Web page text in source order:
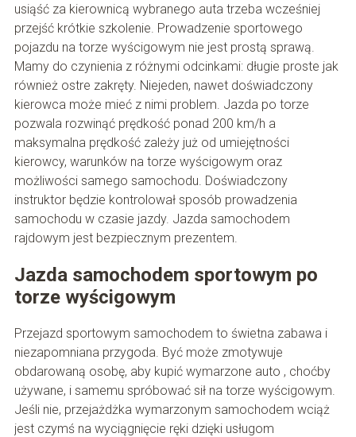
usiąść za kierownicą wybranego auta trzeba wcześniej
przejść krótkie szkolenie. Prowadzenie sportowego
pojazdu na torze wyścigowym nie jest prostą sprawą.
Mamy do czynienia z różnymi odcinkami: długie proste jak
również ostre zakręty. Niejeden, nawet doświadczony
kierowca może mieć z nimi problem. Jazda po torze
pozwala rozwinąć prędkość ponad 200 km/h a
maksymalna prędkość zależy już od umiejętności
kierowcy, warunków na torze wyścigowym oraz
możliwości samego samochodu. Doświadczony
instruktor będzie kontrolował sposób prowadzenia
samochodu w czasie jazdy. Jazda samochodem
rajdowym jest bezpiecznym prezentem.
Jazda samochodem sportowym po
torze wyścigowym
Przejazd sportowym samochodem to świetna zabawa i
niezapomniana przygoda. Być może zmotywuje
obdarowaną osobę, aby kupić wymarzone auto , choćby
używane, i samemu spróbować sił na torze wyścigowym.
Jeśli nie, przejażdżka wymarzonym samochodem wciąż
jest czymś na wyciągnięcie ręki dzięki usługom